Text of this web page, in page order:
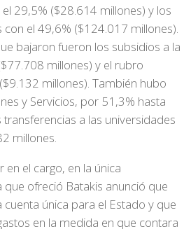
29,5% ($28.614 millones) y los
el 49,6% ($124.017 millones).
bajaron fueron los subsidios a la
millones) y el rubro
millones). También hubo
y Servicios, por 51,3% hasta
a las universidades
millones.
el cargo, en la única
ofreció Batakis anunció que
única para el Estado y que
en la medida en que contara